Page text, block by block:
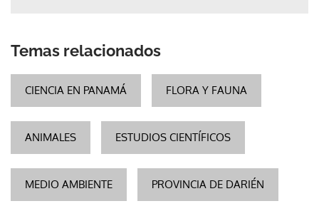
Temas relacionados
CIENCIA EN PANAMÁ FLORA Y FAUNA
ANIMALES ESTUDIOS CIENTÍFICOS
MEDIO AMBIENTE PROVINCIA DE DARIÉN